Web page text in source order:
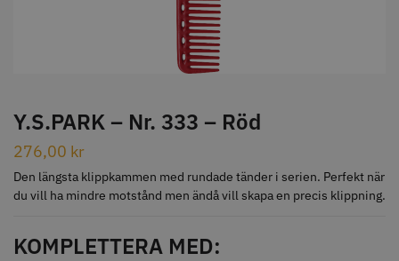
Y.S.PARK – Nr. 333 – Röd
276,00 kr
Den längsta klippkammen med rundade tänder i serien. Perfekt när
du vill ha mindre motstånd men ändå vill skapa en precis klippning.
KOMPLETTERA MED:
Info Köp
1499.00 kr